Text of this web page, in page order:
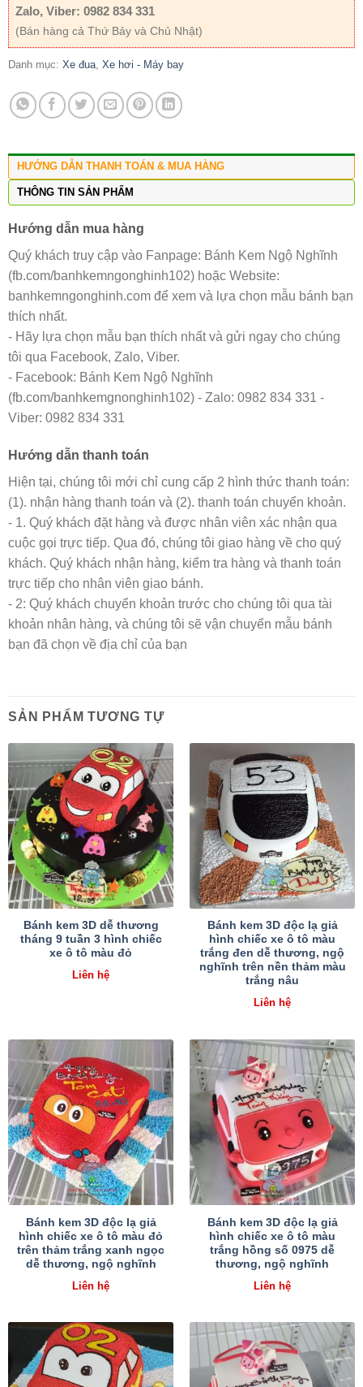
Zalo, Viber: 0982 834 331
(Bán hàng cả Thứ Bảy và Chủ Nhật)
Danh mục: Xe đua, Xe hơi - Máy bay
HƯỚNG DẪN THANH TOÁN & MUA HÀNG
THÔNG TIN SẢN PHẨM
Hướng dẫn mua hàng
Quý khách truy cập vào Fanpage: Bánh Kem Ngộ Nghĩnh
(fb.com/banhkemngonghinh102) hoặc Website:
banhkemngonghinh.com để xem và lựa chọn mẫu bánh bạn
thích nhất.
- Hãy lựa chọn mẫu bạn thích nhất và gửi ngay cho chúng
tôi qua Facebook, Zalo, Viber.
- Facebook: Bánh Kem Ngộ Nghĩnh
(fb.com/banhkemgnonghinh102) - Zalo: 0982 834 331 -
Viber: 0982 834 331
Hướng dẫn thanh toán
Hiện tại, chúng tôi mới chỉ cung cấp 2 hình thức thanh toán:
(1). nhận hàng thanh toán và (2). thanh toán chuyển khoản.
- 1. Quý khách đặt hàng và được nhân viên xác nhận qua
cuộc gọi trực tiếp. Qua đó, chúng tôi giao hàng về cho quý
khách. Quý khách nhận hàng, kiểm tra hàng và thanh toán
trực tiếp cho nhân viên giao bánh.
- 2: Quý khách chuyển khoản trước cho chúng tôi qua tài
khoản nhân hàng, và chúng tôi sẽ vận chuyển mẫu bánh
bạn đã chọn về địa chỉ của bạn
SẢN PHẨM TƯƠNG TỰ
Bánh kem 3D dễ thương
tháng 9 tuần 3 hình chiếc
xe ô tô màu đỏ
Liên hệ
Bánh kem 3D độc lạ giả
hình chiếc xe ô tô màu
trắng đen dễ thương, ngộ
nghĩnh trên nền thảm màu
trắng nâu
Liên hệ
Bánh kem 3D độc lạ giả
hình chiếc xe ô tô màu đỏ
trên thảm trắng xanh ngọc
dễ thương, ngộ nghĩnh
Liên hệ
Bánh kem 3D độc lạ giả
hình chiếc xe ô tô màu
trắng hồng số 0975 dễ
thương, ngộ nghĩnh
Liên hệ